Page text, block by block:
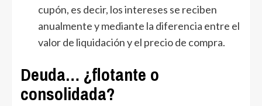
cupón, es decir, los intereses se reciben
anualmente y mediante la diferencia entre el
valor de liquidación y el precio de compra.
Deuda… ¿flotante o
consolidada?